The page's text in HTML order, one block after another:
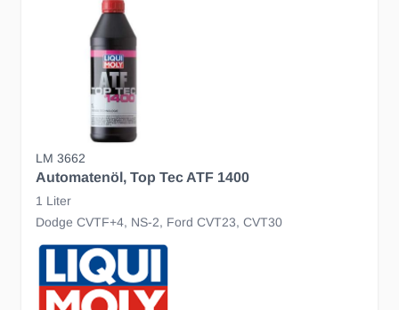
LM 3662
Automatenöl, Top Tec ATF 1400
1 Liter
Dodge CVTF+4, NS-2, Ford CVT23, CVT30